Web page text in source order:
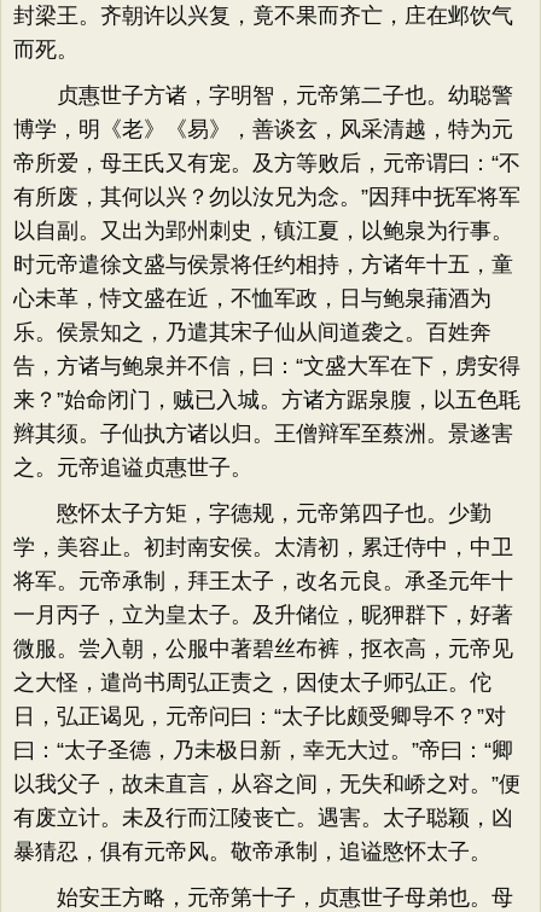
封梁王。齐朝许以兴复，竟不果而齐亡，庄在邺饮气
而死。
贞惠世子方诸，字明智，元帝第二子也。幼聪警
博学，明《老》​《易》​，善谈玄，风采清越，特为元
帝所爱，母王氏又有宠。及方等败后，元帝谓曰：​“不
有所废，其何以兴？勿以汝兄为念。​”因拜中抚军将军
以自副。又出为郢州刺史，镇江夏，以鲍泉为行事。
时元帝遣徐文盛与侯景将任约相持，方诸年十五，童
心未革，恃文盛在近，不恤军政，日与鲍泉蒱酒为
乐。侯景知之，乃遣其宋子仙从间道袭之。百姓奔
告，方诸与鲍泉并不信，曰：​“文盛大军在下，虏安得
来？​”始命闭门，贼已入城。方诸方踞泉腹，以五色毦
辫其须。子仙执方诸以归。王僧辩军至蔡洲。景遂害
之。元帝追谥贞惠世子。
愍怀太子方矩，字德规，元帝第四子也。少勤
学，美容止。初封南安侯。太清初，累迁侍中，中卫
将军。元帝承制，拜王太子，改名元良。承圣元年十
一月丙子，立为皇太子。及升储位，昵狎群下，好著
微服。尝入朝，公服中著碧丝布裤，抠衣高，元帝见
之大怪，遣尚书周弘正责之，因使太子师弘正。佗
日，弘正谒见，元帝问曰：​“太子比颇受卿导不？​”对
曰：​“太子圣德，乃未极日新，幸无大过。​”帝曰：​“卿
以我父子，故未直言，从容之间，无失和峤之对。​”便
有废立计。未及行而江陵丧亡。遇害。太子聪颖，凶
暴猜忍，俱有元帝风。敬帝承制，追谥愍怀太子。
始安王方略，元帝第十子，贞惠世子母弟也。母